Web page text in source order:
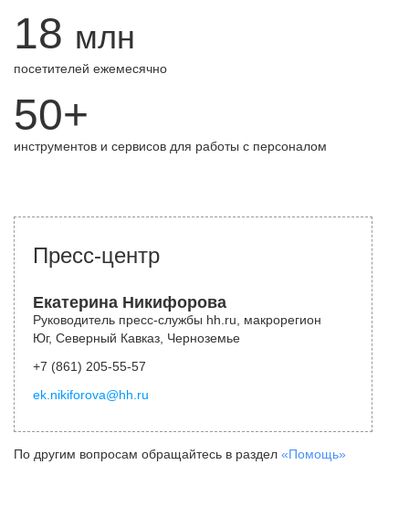
18 млн
посетителей ежемесячно
50+
инструментов и сервисов для работы с персоналом
Пресс-центр
Екатерина Никифорова
Руководитель пресс-службы hh.ru, макрорегион
Юг, Северный Кавказ, Черноземье
+7 (861) 205-55-57
ek.nikiforova@hh.ru
По другим вопросам обращайтесь в раздел «Помощь»